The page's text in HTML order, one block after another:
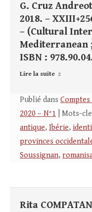
G. Cruz
2018. –
– (Cultural
Mediterranean
ISBN :
Lire la suite
Publié dans
2020 – N°1 | Mots-
antique, Ibérie,
provinces
Soussignan,
Rita